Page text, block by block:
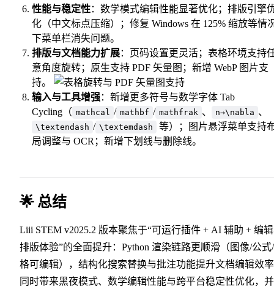
性能与稳定性：数学模式编辑性能显著优化；排版引擎
化（中文标点压缩）；修复 Windows 在 125% 缩放等情
下菜单栏消失问题。
排版与文档能力扩展：页码设置更灵活；表格环境支持
意角度旋转；原生支持 PDF 矢量图；新增 WebP 图片支
持。
输入与工具增强：新增更多符号与数学字体 Tab
Cycling（ mathcal / mathbf / mathfrak 、 n→\nabla 、
\textendash / \textemdash
等）；图片悬浮菜单支持
局调整与 OCR；新增下划线与删除线。
🌟 总结
Liii STEM v2025.2 版本聚焦于“可运行插件 + AI 辅助 + 编
排版体验”的全面提升：Python 渲染链路更顺滑（图像/公式
格可编辑），结构化搜索替换与批注功能提升文档编辑效
同时带来黑夜模式、数学编辑性能与跨平台稳定性优化，